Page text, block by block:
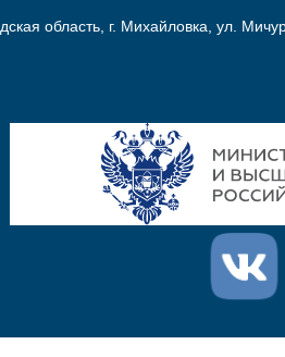
область, г. Михайловка, ул.